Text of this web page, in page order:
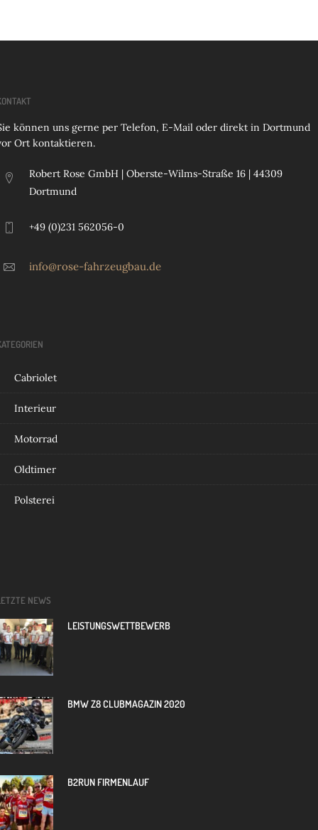
können uns gerne per Telefon, E-Mail oder direkt in Dortmund
Ort kontaktieren.
Robert Rose GmbH | Oberste-Wilms-Straße 16 | 44309
Dortmund
+49 (0)231 562056-0
info@rose-fahrzeugbau.de
Cabriolet
Interieur
Motorrad
Oldtimer
Polsterei
NEWS
LEISTUNGSWETTBEWERB
BMW Z8 CLUBMAGAZIN 2020
B2RUN FIRMENLAUF